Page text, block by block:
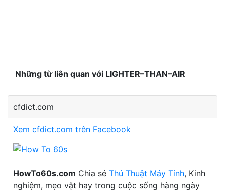
Những từ liên quan với LIGHTER–THAN–AIR
cfdict.com
Xem cfdict.com trên Facebook
HowTo60s.com Chia sẻ Thủ Thuật Máy Tính, Kinh
nghiệm, mẹo vặt hay trong cuộc sống hàng ngày